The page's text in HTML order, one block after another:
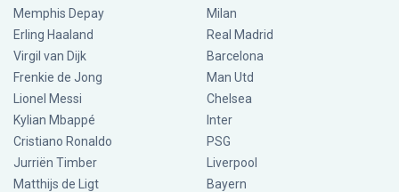
Memphis Depay
Erling Haaland
Virgil van Dijk
Frenkie de Jong
Lionel Messi
Kylian Mbappé
Cristiano Ronaldo
Jurriën Timber
Matthijs de Ligt
Milan
Real Madrid
Barcelona
Man Utd
Chelsea
Inter
PSG
Liverpool
Bayern